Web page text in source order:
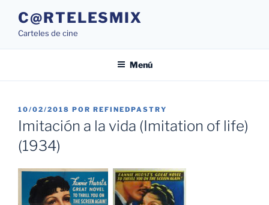
contenido
C@RTELESMIX
Carteles de cine
Menú
PUBLICADO
EL
10/02/2018 POR REFINEDPASTRY
Imitación a la vida (Imitation of life)
(1934)